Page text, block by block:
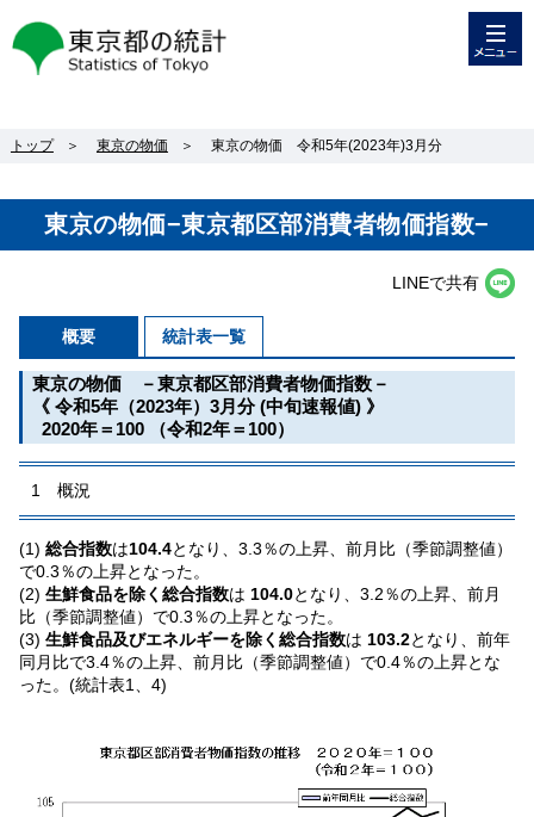
東京都の統計
トップ ＞ 東京の物価 ＞ 東京の物価 令和5年(2023年)3月分
東京の物価−東京都区部消費者物価指数−
LINEで共有
概要 統計表一覧
東京の物価 －東京都区部消費者物価指数－
《 令和5年（2023年）3月分 (中旬速報値) 》
2020年＝100 （令和2年＝100）
1 概況
(1) 総合指数は104.4となり、3.3％の上昇、前月比（季節調整値）
で0.3％の上昇となった。
(2) 生鮮食品を除く総合指数は 104.0となり、3.2％の上昇、前月
比（季節調整値）で0.3％の上昇となった。
(3) 生鮮食品及びエネルギーを除く総合指数は 103.2となり、前年
同月比で3.4％の上昇、前月比（季節調整値）で0.4％の上昇とな
った。(統計表1、4)